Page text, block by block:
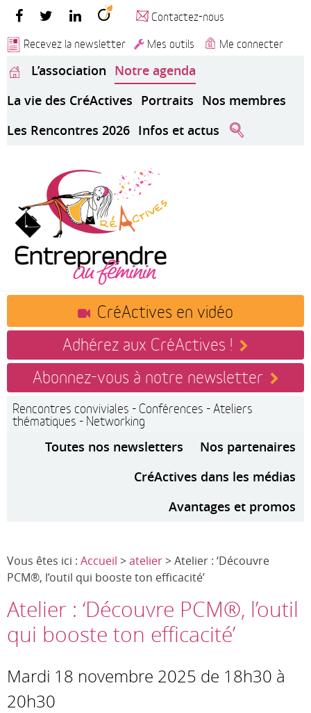
Contactez-nous
Recevez la newsletter
Mes outils Me connecter
L’association Notre agenda
La vie des CréActives Portraits Nos membres
Les Rencontres 2026 Infos et actus
CréActives en vidéo
Adhérez aux CréActives !
Abonnez-vous à notre newsletter
Rencontres conviviales - Conférences - Ateliers
thématiques - Networking
Toutes nos newsletters
Nos partenaires
CréActives dans les médias
Avantages et promos
Vous êtes ici : Accueil >atelier> Atelier : ‘Découvre
PCM®, l’outil qui booste ton efficacité’
Atelier : ‘Découvre PCM®, l’outil
qui booste ton efficacité’
Mardi 18 novembre 2025 de 18h30 à
20h30